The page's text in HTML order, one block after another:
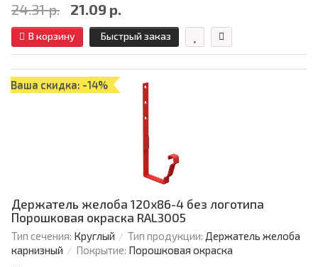
24.31 р. 21.09 р.
В корзину Быстрый заказ
Ваша скидка: -14%
Держатель желоба 120х86-4 без логотипа
Порошковая окраска RAL3005
Тип сечения: Круглый Тип продукции: Держатель желоба
карнизный
Покрытие: Порошковая окраска